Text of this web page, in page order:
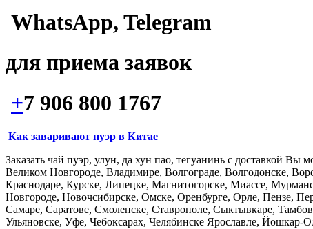
WhatsApp, Telegram
для приема заявок
+7 906 800 1767
Как заваривают пуэр в Китае
Заказать чай пуэр, улун, да хун пао, тегуанинь с доставкой
Великом Новгороде, Владимире, Волгограде, Волгодонске,
Краснодаре, Курске, Липецке, Магнитогорске, Миассе,
Новгороде, Новочсибирске, Омске, Оренбурге, Орле, Пензе,
Самаре, Саратове, Смоленске, Ставрополе, Сыктывкаре,
Ульяновске, Уфе, Чебоксарах, Челябинске Ярославле, Йошкар-